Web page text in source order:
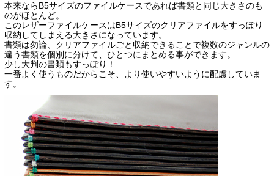
本来ならB5サイズのファイルケースであれば書類と同じ大きさのも
のがほとんど。
このレザーファイルケースはB5サイズのクリアファイルをすっぽり
収納してしまえる大きさになっています。
書類は勿論、クリアファイルごと収納できることで複数のジャンルの
違う書類を個別に分けて、ひとつにまとめる事ができます。
少し大判の書類もすっぽり！
一番よく使うものだからこそ、より使いやすいように配慮していま
す。